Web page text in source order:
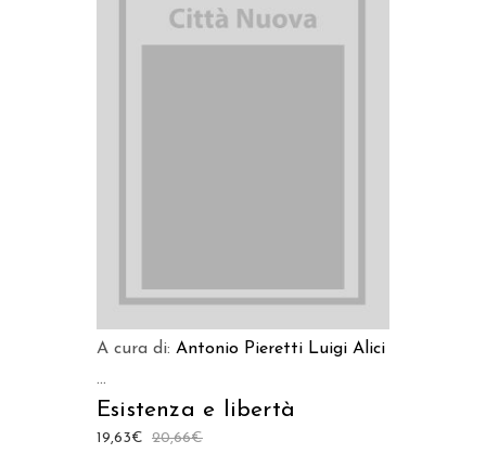
A cura di: Antonio Pieretti Luigi Alici
...
Esistenza e libertà
20,66€
19,63€